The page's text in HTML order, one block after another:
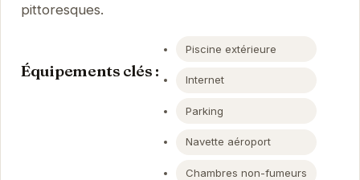
pittoresques.
Équipements clés :
Piscine extérieure
Internet
Parking
Navette aéroport
Chambres non-fumeurs